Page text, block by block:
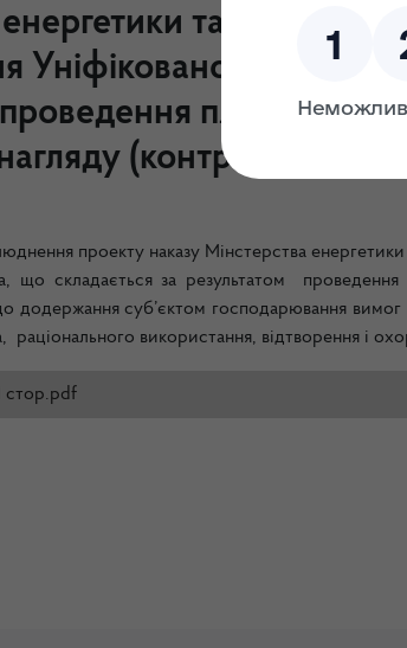
та захисту
Уніфікованої форми
планового
(контролю)..."
проекту наказу Мінстерства енергетики
що складається за результатом
додержання суб’єктом господарювання
використання, відтворення і
стор.pdf